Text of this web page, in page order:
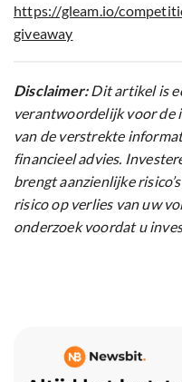
https://gleam.io/
giveaway
Disclaimer:Dit artikel is
verantwoordelijk voor de
van de verstrekte
financieel advies.
brengt aanzienlijke
risico op verlies van uw
onderzoek voordat u